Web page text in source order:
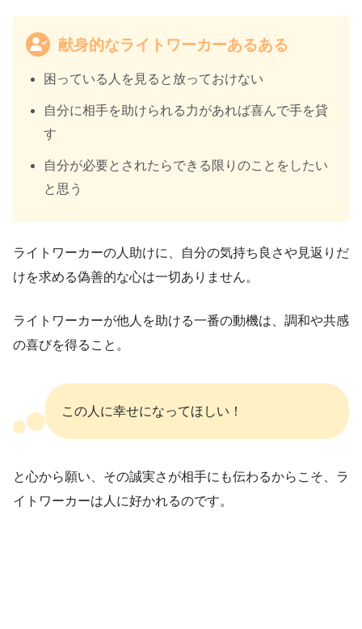
献身的なライトワーカーあるある
困っている人を見ると放っておけない
自分に相手を助けられる力があれば喜んで手を貸
す
自分が必要とされたらできる限りのことをしたい
と思う
ライトワーカーの人助けに、自分の気持ち良さや見返りだ
けを求める偽善的な心は一切ありません。
ライトワーカーが他人を助ける一番の動機は、調和や共感
の喜びを得ること。
この人に幸せになってほしい！
と心から願い、その誠実さが相手にも伝わるからこそ、ラ
イトワーカーは人に好かれるのです。